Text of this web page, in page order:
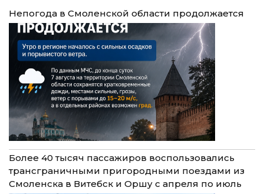
Непогода в Смоленской области продолжается
Более 40 тысяч пассажиров воспользовались
трансграничными пригородными поездами из
Смоленска в Витебск и Оршу с апреля по июль